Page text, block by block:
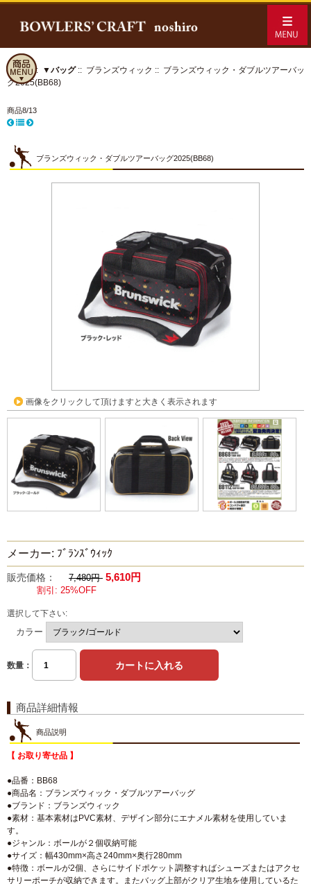
ホーム:: ▼バッグ:: ブランズウィック :: ブランズウィック・ダブルツアーバッ
グ2025(BB68)
商品8/13
ブランズウィック・ダブルツアーバッグ2025(BB68)
画像をクリックして頂けますと大きく表示されます
メーカー: ﾌﾞﾗﾝｽﾞｳｨｯｸ
販売価格： 7,480円 5,610円
割引: 25%OFF
選択して下さい:
カラー
数量：
商品詳細情報
商品説明
【 お取り寄せ品 】
●品番：BB68
●商品名：ブランズウィック・ダブルツアーバッグ
●ブランド：ブランズウィック
●素材：基本素材はPVC素材、デザイン部分にエナメル素材を使用していま
す。
●ジャンル：ボールが２個収納可能
●サイズ：幅430mm×高さ240mm×奥行280mm
●特徴：ボールが2個、さらにサイドポケット調整すればシューズまたはアクセ
サリーポーチが収納できます。またバッグ上部がクリア生地を使用しているた